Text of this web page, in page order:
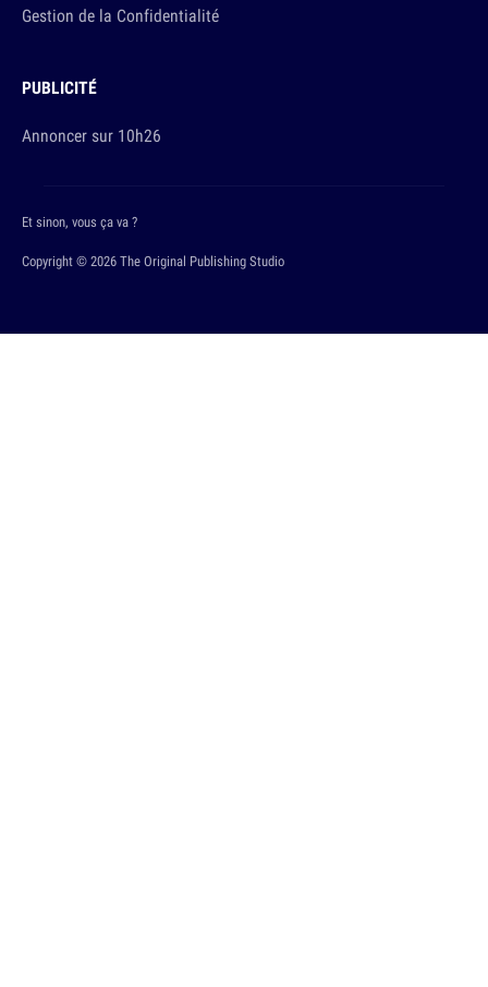
Gestion de la Confidentialité
PUBLICITÉ
Annoncer sur 10h26
Copyright © 2026 The Original Publishing Studio
Et sinon, vous ça va ?